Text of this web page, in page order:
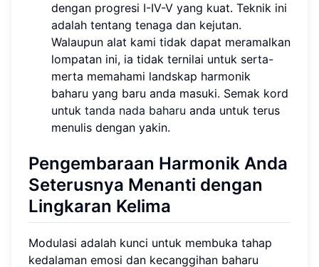
dengan progresi I-IV-V yang kuat. Teknik ini
adalah tentang tenaga dan kejutan.
Walaupun alat kami tidak dapat meramalkan
lompatan ini, ia tidak ternilai untuk serta-
merta memahami landskap harmonik
baharu yang baru anda masuki. Semak kord
untuk tanda nada baharu anda untuk terus
menulis dengan yakin.
Pengembaraan Harmonik Anda
Seterusnya Menanti dengan
Lingkaran Kelima
Modulasi adalah kunci untuk membuka tahap
kedalaman emosi dan kecanggihan baharu